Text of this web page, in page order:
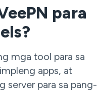
para
mga tool para sa
apps, at
server para sa pang-